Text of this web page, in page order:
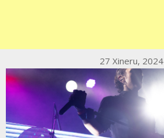
27 Xineru, 2024